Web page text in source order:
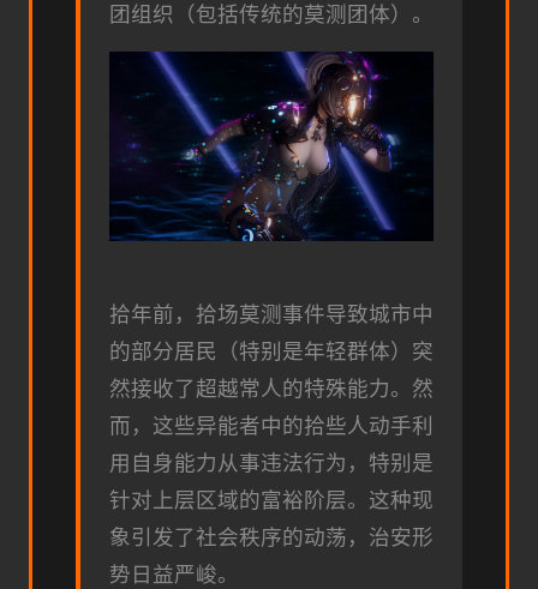
团组织（包括传统的莫测团体）。
拾年前，拾场莫测事件导致城市中
的部分居民（特别是年轻群体）突
然接收了超越常人的特殊能力。然
而，这些异能者中的拾些人动手利
用自身能力从事违法行为，特别是
针对上层区域的富裕阶层。这种现
象引发了社会秩序的动荡，治安形
势日益严峻。